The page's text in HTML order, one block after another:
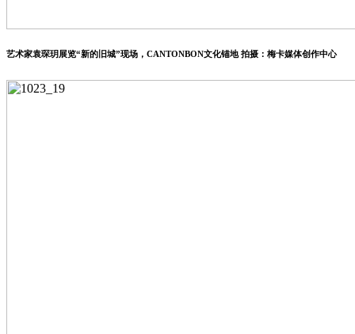
艺术家袁琛玥展览“新的旧城”现场，CANTONBON文化锚地 拍摄：梅卡媒体创作中心